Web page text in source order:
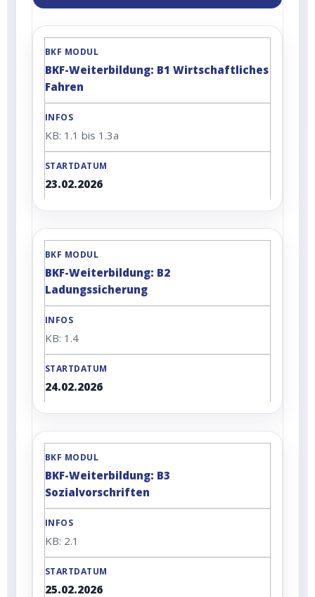
BKF-Weiterbildung: B1 Wirtschaftliches
Fahren
KB: 1.1 bis 1.3a
23.02.2026
BKF-Weiterbildung: B2
Ladungssicherung
KB: 1.4
24.02.2026
BKF-Weiterbildung: B3
Sozialvorschriften
KB: 2.1
25.02.2026